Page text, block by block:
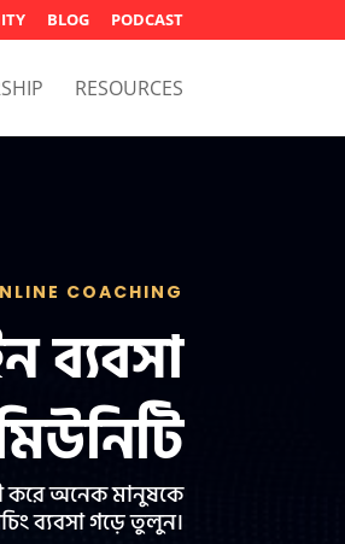
BLOG PODCAST
RESOURCES
COACHING
ব্যবসা
করে অনেক মানুষকে
ব্যবসা গড়ে তুলুন।